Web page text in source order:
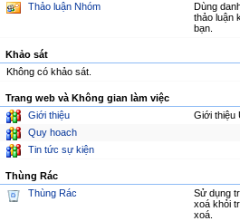
Thảo luận Nhóm
Dùng
thảo luận
bạn.
Khảo sát
Không có khảo sát.
Trang web và Không gian làm việc
Giới thiệu
Giới thiệu
Quy hoach
Tin tức sự kiện
Thùng Rác
Thùng Rác
Sử dụng
xoá khỏi
xoá.